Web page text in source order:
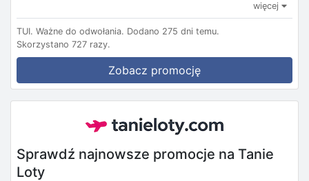
więcej
TUI. Ważne do odwołania. Dodano 275 dni temu.
Skorzystano 727 razy.
Zobacz promocję
Sprawdź najnowsze promocje na Tanie
Loty